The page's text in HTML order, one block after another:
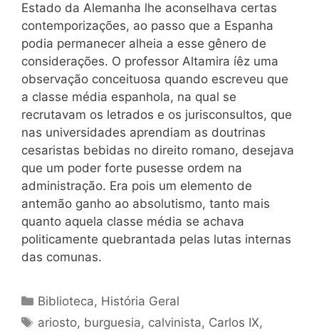
Estado da Alemanha lhe aconselhava certas
contemporizações, ao passo que a Espanha
podia permanecer alheia a esse gênero de
considerações. O professor Altamira íêz uma
observação conceituosa quando escreveu que
a classe média espanhola, na qual se
recrutavam os letrados e os jurisconsultos, que
nas universidades aprendiam as doutrinas
cesaristas bebidas no direito romano, desejava
que um poder forte pusesse ordem na
administração. Era pois um elemento de
antemão ganho ao absolutismo, tanto mais
quanto aquela classe média se achava
politicamente quebrantada pelas lutas internas
das comunas.
Categorias
Biblioteca, História Geral
Tags
ariosto, burguesia, calvinista, Carlos IX,